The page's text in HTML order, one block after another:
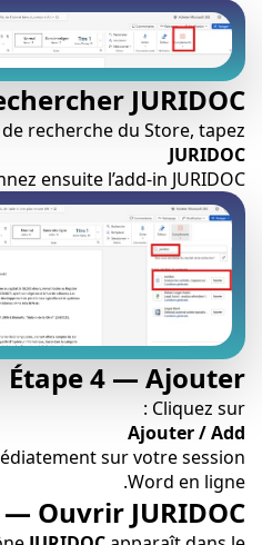
JURIDOC
recherche du Store, tapez :
JURIDOC
ensuite l’add-in JURIDOC.
Étape 4 — Ajouter
Cliquez sur :
Ajouter / Add
sur votre session
Word en ligne.
— Ouvrir JURIDOC